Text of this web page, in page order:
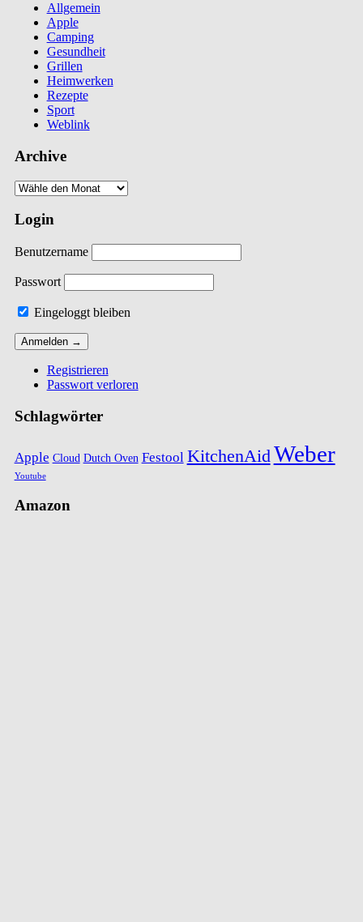
Allgemein
Apple
Camping
Gesundheit
Grillen
Heimwerken
Rezepte
Sport
Weblink
Archive
Login
Benutzername
Passwort
Eingeloggt bleiben
Registrieren
Passwort verloren
Schlagwörter
Apple Cloud Dutch Oven Festool KitchenAid Weber
Youtube
Amazon